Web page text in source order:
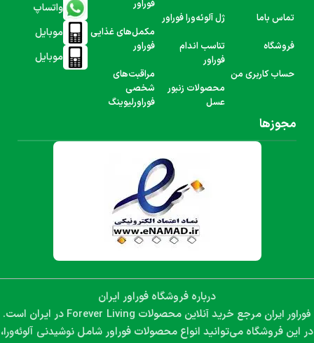
تماس باما
فروشگاه
حساب کاربری من
ژل آلوئه‌ورا فوراور
تناسب اندام
فوراور
محصولات زنبور
عسل
فوراور
مکمل‌های غذایی
فوراور
مراقبت‌های
شخصی
فوراورلیوینگ
واتساپ
موبایل
موبایل
مجوزها
درباره فروشگاه فوراور ایران
فوراور ایران مرجع خرید آنلاین محصولات Forever Living در ایران است.
در این فروشگاه می‌توانید انواع محصولات فوراور شامل نوشیدنی آلوئه‌ورا،